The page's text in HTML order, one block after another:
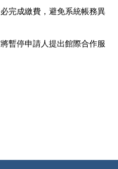
完成繳費，避免系統帳務異
暫停申請人提出館際合作服